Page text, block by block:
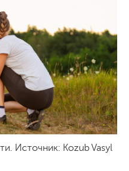
Источник: Kozub Vasyl